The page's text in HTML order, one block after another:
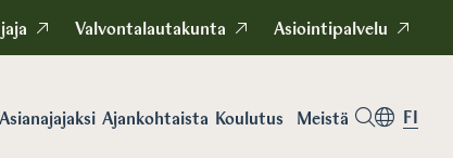
Valvontalautakunta Asiointipalvelu
Asianajajaksi Ajankohtaista Koulutus Meistä FI